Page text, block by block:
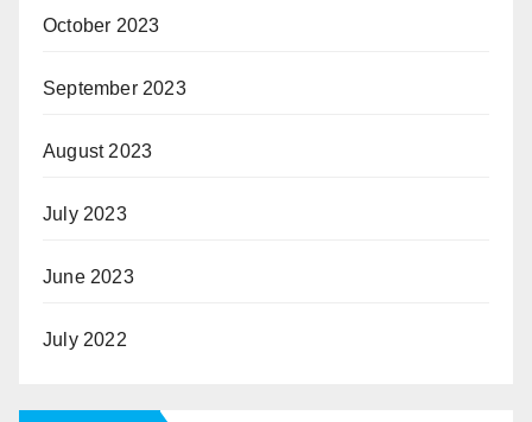
October 2023
September 2023
August 2023
July 2023
June 2023
July 2022